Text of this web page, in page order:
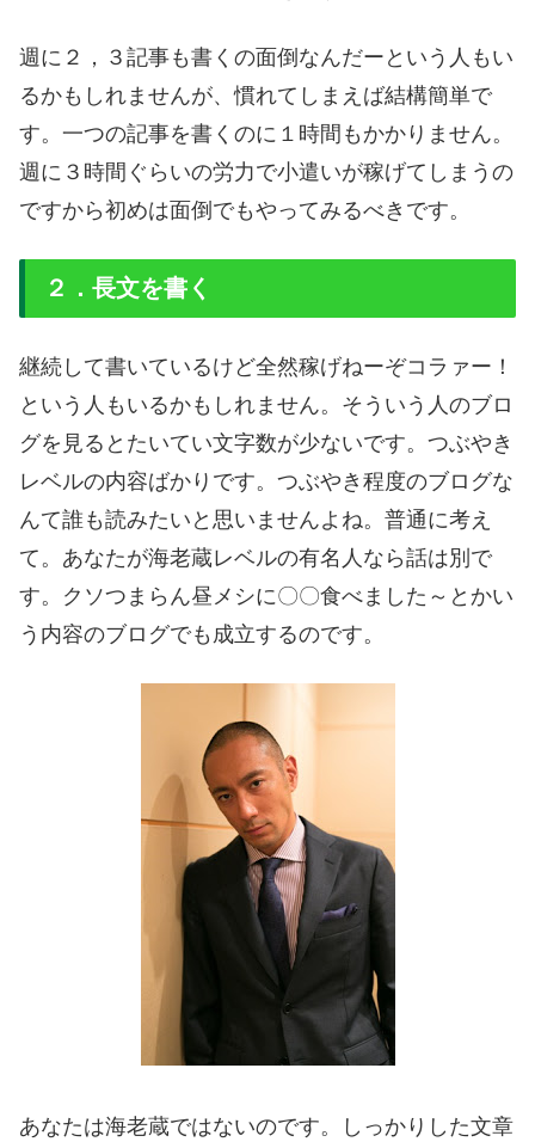
週に２，３記事も書くの面倒なんだーという人もい
るかもしれませんが、慣れてしまえば結構簡単で
す。一つの記事を書くのに１時間もかかりません。
週に３時間ぐらいの労力で小遣いが稼げてしまうの
ですから初めは面倒でもやってみるべきです。
２．長文を書く
継続して書いているけど全然稼げねーぞコラァー！
という人もいるかもしれません。そういう人のブロ
グを見るとたいてい文字数が少ないです。つぶやき
レベルの内容ばかりです。つぶやき程度のブログな
んて誰も読みたいと思いませんよね。普通に考え
て。あなたが海老蔵レベルの有名人なら話は別で
す。クソつまらん昼メシに〇〇食べました～とかい
う内容のブログでも成立するのです。
あなたは海老蔵ではないのです。しっかりした文章